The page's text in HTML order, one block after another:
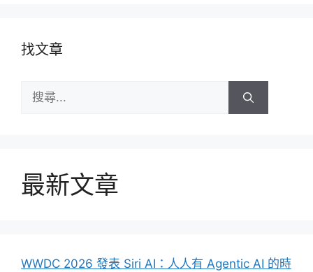
找文章
尋:
最新文章
WWDC 2026 發表 Siri AI：人人有 Agentic AI 的時